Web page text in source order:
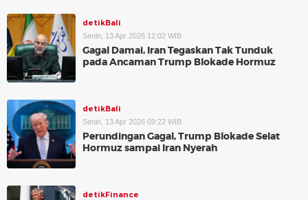
detikBali
Senin, 13 Apr 2026 12:02 WIB
Gagal Damai, Iran Tegaskan Tak Tunduk
pada Ancaman Trump Blokade Hormuz
detikBali
Senin, 13 Apr 2026 09:22 WIB
Perundingan Gagal, Trump Blokade Selat
Hormuz sampai Iran Nyerah
detikFinance